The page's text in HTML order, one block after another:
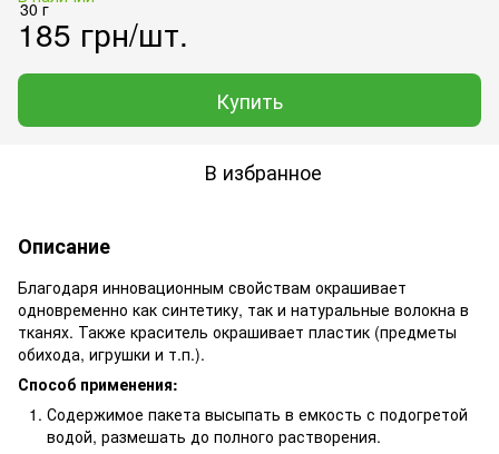
185 грн/шт.
Купить
В избранное
Описание
Благодаря инновационным свойствам окрашивает
одновременно как синтетику, так и натуральные волокна в
тканях. Также краситель окрашивает пластик (предметы
обихода, игрушки и т.п.).
Способ применения:
Содержимое пакета высыпать в емкость с подогретой
водой, размешать до полного растворения.